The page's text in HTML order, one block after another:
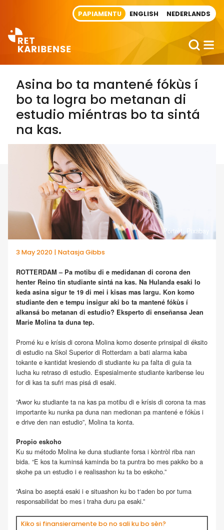
PAPIAMENTU ENGLISH NEDERLANDS
Asina bo ta mantené fókùs í
bo ta logra bo metanan di
estudio miéntras bo ta sintá
na kas.
Portrèt: Pixabay
3 May 2020 | Natasja Gibbs
ROTTERDAM – Pa motibu di e medidanan di corona den
henter Reino tin studiante sintá na kas. Na Hulanda esaki lo
keda asina sigur te 19 di mei i kisas mas largu. Kon komo
studiante den e tempu insigur aki bo ta mantené fókùs í
alkansá bo metanan di estudio? Eksperto di enseñansa Jean
Marie Molina ta duna tep.
Promé ku e krísis di corona Molina komo dosente prinsipal di éksito
di estudio na Skol Superior di Rotterdam a bati alarma kaba
tokante e kantidat kresiendo di studiante ku pa falta di guia ta
lucha ku retraso di estudio. Espesialmente studiante karibense leu
for di kas ta sufri mas pisá di esaki.
“Awor ku studiante ta na kas pa motibu di e krísis di corona ta mas
importante ku nunka pa duna nan medionan pa mantené e fókùs i
e drive den nan estudio”, Molina ta konta.
Propio eskoho
Ku su método Molina ke duna studiante forsa i kòntròl riba nan
bida. “E kos ta kuminsá kaminda bo ta puntra bo mes pakiko bo a
skohe pa un estudio i e realisashon ku ta bo eskoho.”
“Asina bo aseptá esaki i e situashon ku bo t‘aden bo por tuma
responsabilidat bo mes i traha duru pa esaki.”
Kiko si finansieramente bo no sali ku bo sèn?